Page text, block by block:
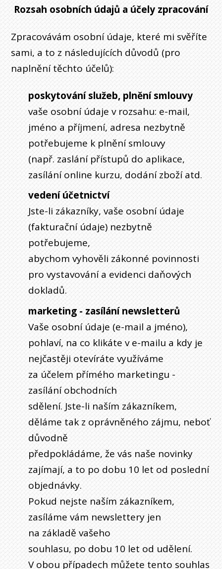
Rozsah osobních údajů a účely zpracování
Zpracovávám osobní údaje, které mi svěříte
sami, a to z následujících důvodů (pro
naplnění těchto účelů):
poskytování služeb, plnění smlouvy
vaše osobní údaje v rozsahu: e-mail,
jméno a příjmení, adresa nezbytně
potřebujeme k plnění smlouvy
(např. zaslání přístupů do aplikace,
zasílání online kurzu, dodání zboží atd.
vedení účetnictví
Jste-li zákazníky, vaše osobní údaje
(fakturační údaje) nezbytně
potřebujeme,
abychom vyhověli zákonné povinnosti
pro vystavování a evidenci daňových
dokladů.
marketing - zasílání newsletterů
Vaše osobní údaje (e-mail a jméno),
pohlaví, na co klikáte v e-mailu a kdy je
nejčastěji otevíráte využíváme
za účelem přímého marketingu -
zasílání obchodních
sdělení. Jste-li naším zákazníkem,
děláme tak z oprávněného zájmu, neboť
důvodně
předpokládáme, že vás naše novinky
zajímají, a to po dobu 10 let od poslední
objednávky.
Pokud nejste naším zákazníkem,
zasíláme vám newslettery jen
na základě vašeho
souhlasu, po dobu 10 let od udělení.
V obou případech můžete tento souhlas